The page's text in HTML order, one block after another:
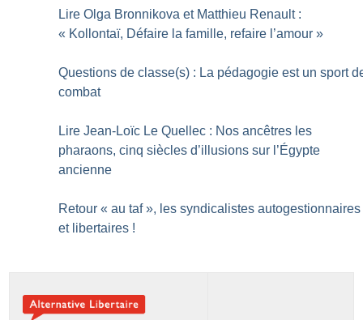
Lire Olga Bronnikova et Matthieu Renault :
« Kollontaï, Défaire la famille, refaire l’amour »
Questions de classe(s) : La pédagogie est un sport
combat
Lire Jean-Loïc Le Quellec : Nos ancêtres les
pharaons, cinq siècles d’illusions sur l’Égypte
ancienne
Retour « au taf », les syndicalistes autogestionnaires
et libertaires !